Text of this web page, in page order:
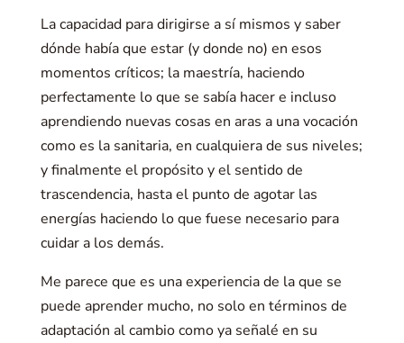
La capacidad para dirigirse a sí mismos y saber
dónde había que estar (y donde no) en esos
momentos críticos; la maestría, haciendo
perfectamente lo que se sabía hacer e incluso
aprendiendo nuevas cosas en aras a una vocación
como es la sanitaria, en cualquiera de sus niveles;
y finalmente el propósito y el sentido de
trascendencia, hasta el punto de agotar las
energías haciendo lo que fuese necesario para
cuidar a los demás.
Me parece que es una experiencia de la que se
puede aprender mucho, no solo en términos de
adaptación al cambio como ya señalé en su